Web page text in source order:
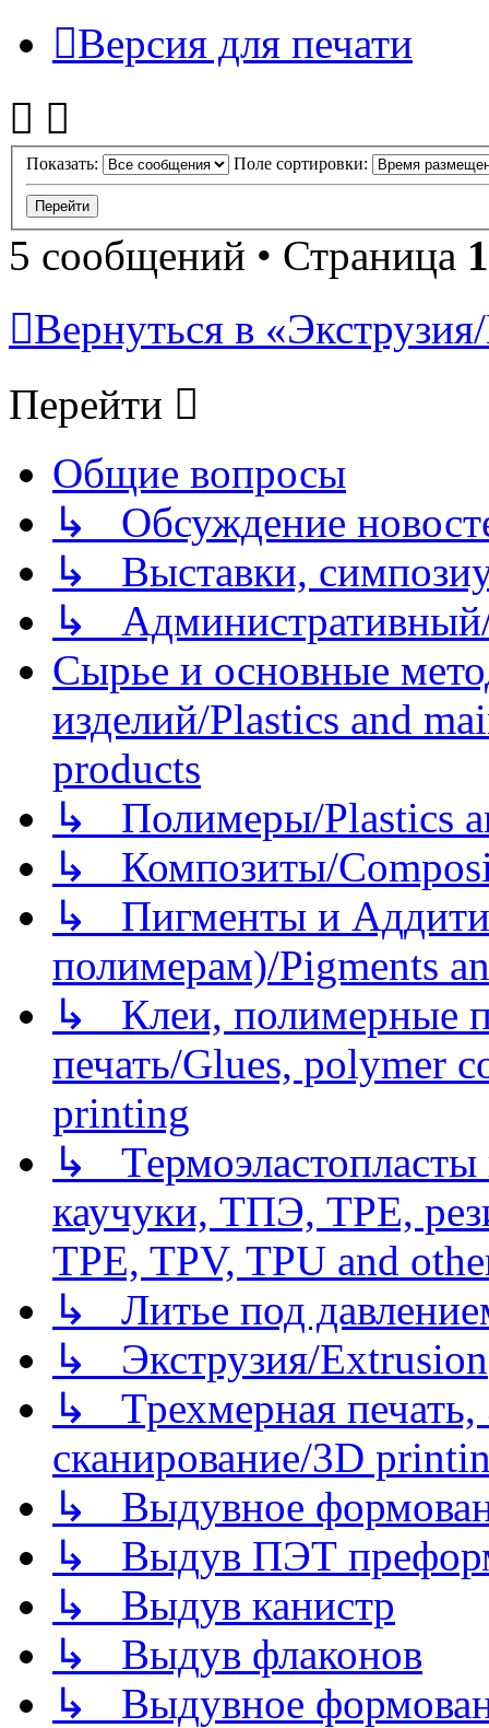
Версия для печати
Показать: Поле сортировки:
5 сообщений • Страница 1
Вернуться в
Перейти
Общие вопросы
↳ Обсуждение
↳ Выставки,
↳
Сырье и основные
изделий/Plastics and
products
↳ Полимеры/Plastics
↳ Композиты/
↳ Пигменты и
полимерам)/Pigments
↳ Клеи, полимерные
печать/Glues, polymer
printing
↳
каучуки, ТПЭ, TPE,
TPE, TPV, TPU and
↳ Литье под
↳ Экструзия/Extrusion
↳ Трехмерная
сканирование/3D
↳ Выдувное
↳ Выдув ПЭТ
↳ Выдув канистр
↳ Выдув флаконов
↳ Выдувное